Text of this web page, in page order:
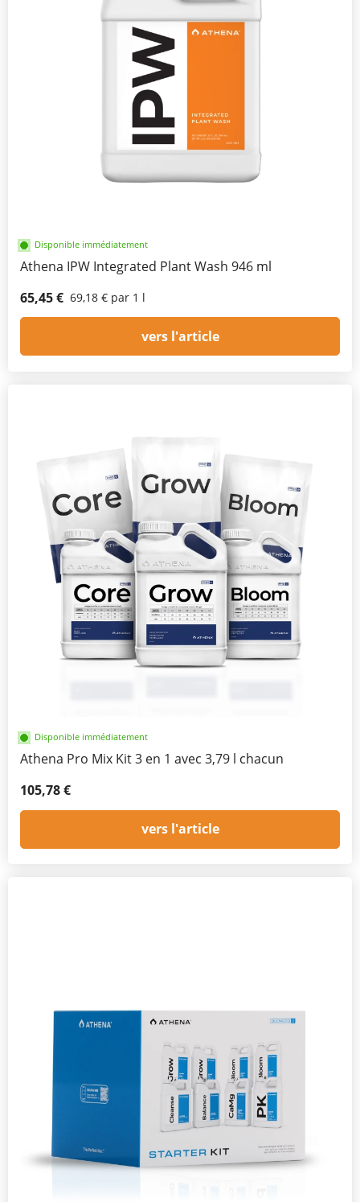
Disponible immédiatement
Athena IPW Integrated Plant Wash 946 ml
65,45 € 69,18 € par 1 l
vers l'article
Disponible immédiatement
Athena Pro Mix Kit 3 en 1 avec 3,79 l chacun
105,78 €
vers l'article